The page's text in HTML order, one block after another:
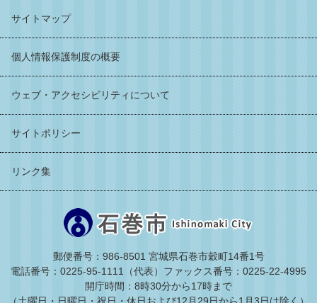
サイトマップ
個人情報保護制度の概要
ウェブ・アクセシビリティについて
サイトポリシー
リンク集
郵便番号：986-8501 宮城県石巻市穀町14番1号
電話番号：0225-95-1111（代表） ファックス番号：0225-22-4995
開庁時間：8時30分から17時まで